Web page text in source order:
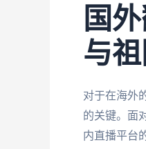
国
与
对于在海外
的关键。面
内直播平台